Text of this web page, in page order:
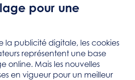
pour une
la publicité digitale, les cookies
représentent une base
online. Mais les nouvelles
en vigueur pour un meilleur